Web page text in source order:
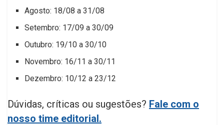
Agosto: 18/08 a 31/08
Setembro: 17/09 a 30/09
Outubro: 19/10 a 30/10
Novembro: 16/11 a 30/11
Dezembro: 10/12 a 23/12
Dúvidas, críticas ou sugestões? Fale com o
nosso time editorial.